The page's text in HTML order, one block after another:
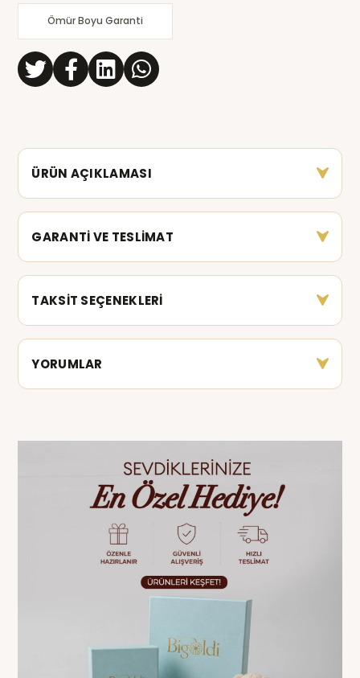
Ömür Boyu Garanti
ÜRÜN AÇIKLAMASI
GARANTİ VE TESLİMAT
TAKSİT SEÇENEKLERİ
YORUMLAR